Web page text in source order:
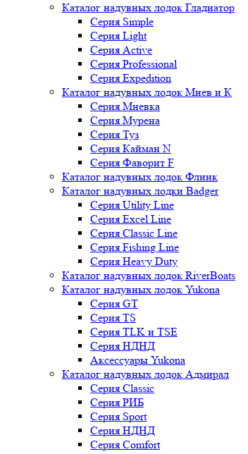
Каталог надувных лодок Гладиатор
Серия Simple
Серия Light
Серия Active
Серия Professional
Серия Expedition
Каталог надувных лодок Мнев и К
Серия Мневка
Серия Мурена
Серия Туз
Серия Кайман N
Серия Фаворит F
Каталог надувных лодок Флинк
Каталог надувных лодки Badger
Серия Utility Line
Серия Excel Line
Серия Classic Line
Серия Fishing Line
Серия Heavy Duty
Каталог надувных лодок RiverBoats
Каталог надувных лодок Yukona
Серия GT
Серия TS
Серия TLK и TSE
Серия НДНД
Аксессуары Yukona
Каталог надувных лодок Адмирал
Серия Classic
Серия РИБ
Серия Sport
Серия НДНД
Серия Comfort